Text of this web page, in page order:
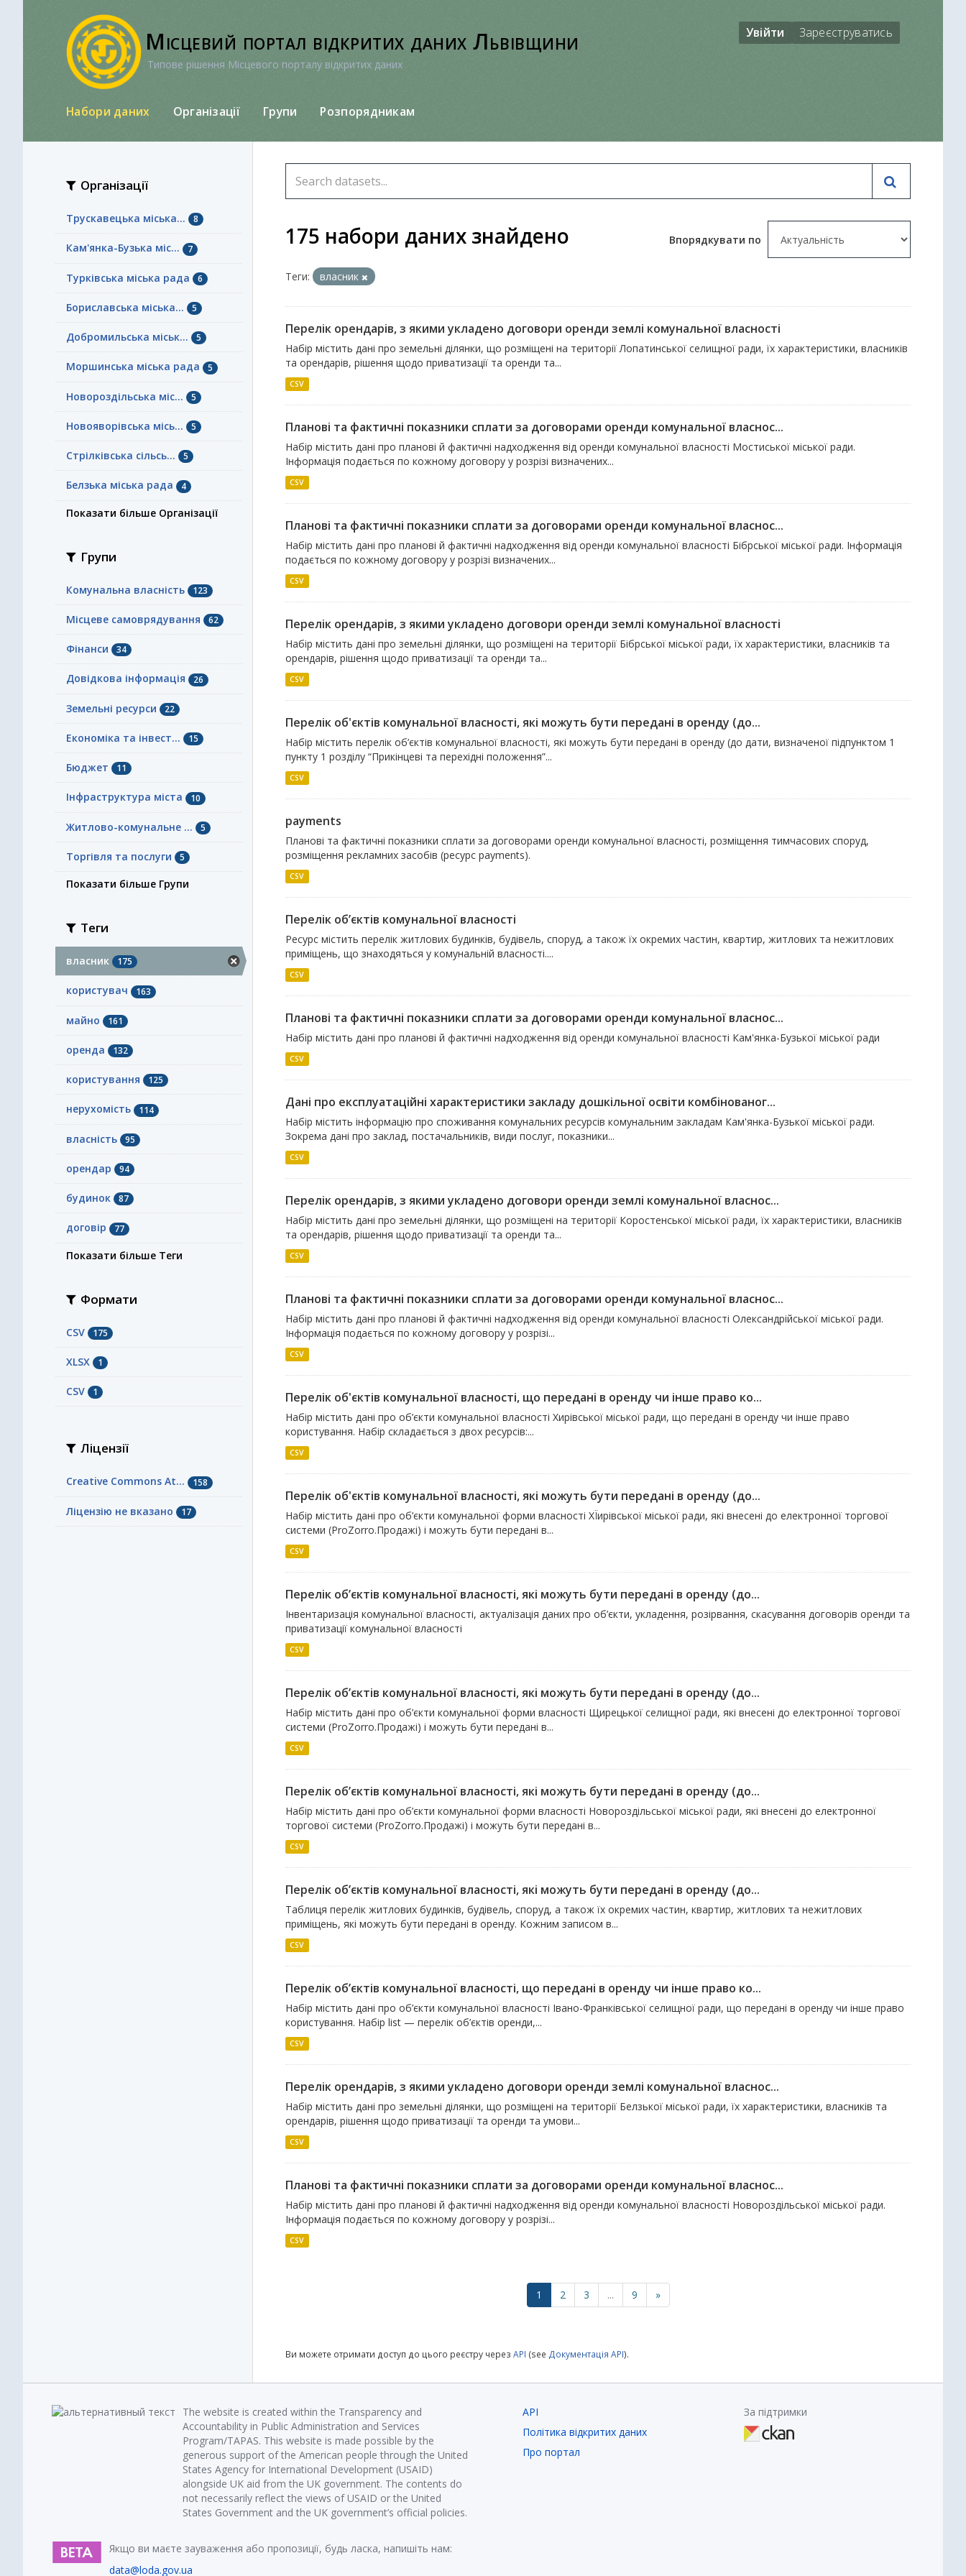
Місцевий портал відкритих даних Львівщини
Типове рішення Місцевого порталу відкритих даних
Увійти Зареєструватись
Набори даних Організації Групи Розпорядникам
Організації
Трускавецька міська... 8
Кам'янка-Бузька міс... 7
Турківська міська рада 6
Бориславська міська... 5
Добромильська міськ... 5
Моршинська міська рада 5
Новороздільська міс... 5
Новояворівська місь... 5
Стрілківська сільсь... 5
Белзька міська рада 4
Показати більше Організації
Групи
Комунальна власність 123
Місцеве самоврядування 62
Фінанси 34
Довідкова інформація 26
Земельні ресурси 22
Економіка та інвест... 15
Бюджет 11
Інфраструктура міста 10
Житлово-комунальне ... 5
Торгівля та послуги 5
Показати більше Групи
Теги
власник 175
користувач 163
майно 161
оренда 132
користування 125
нерухомість 114
власність 95
орендар 94
будинок 87
договір 77
Показати більше Теги
Формати
CSV 175
XLSX 1
СSV 1
Ліцензії
Creative Commons At... 158
Ліцензію не вказано 17
Впорядкувати по
175 набори даних знайдено
Теги: власник
Перелік орендарів, з якими укладено договори оренди землі комунальної власності
Набір містить дані про земельні ділянки, що розміщені на території Лопатинської селищної ради, їх характеристики, власників
та орендарів, рішення щодо приватизації та оренди та...
CSV
Планові та фактичні показники сплати за договорами оренди комунальної власнос...
Набір містить дані про планові й фактичні надходження від оренди комунальної власності Мостиської міської ради.
Інформація подається по кожному договору у розрізі визначених...
CSV
Планові та фактичні показники сплати за договорами оренди комунальної власнос...
Набір містить дані про планові й фактичні надходження від оренди комунальної власності Бібрської міської ради. Інформація
подається по кожному договору у розрізі визначених...
CSV
Перелік орендарів, з якими укладено договори оренди землі комунальної власності
Набір містить дані про земельні ділянки, що розміщені на території Бібрської міської ради, їх характеристики, власників та
орендарів, рішення щодо приватизації та оренди та...
CSV
Перелік об'єктів комунальної власності, які можуть бути передані в оренду (до...
Набір містить перелік об’єктів комунальної власності, які можуть бути передані в оренду (до дати, визначеної підпунктом 1
пункту 1 розділу “Прикінцеві та перехідні положення”...
CSV
payments
Планові та фактичні показники сплати за договорами оренди комунальної власності, розміщення тимчасових споруд,
розміщення рекламних засобів (ресурс payments).
CSV
Перелік об’єктів комунальної власності
Ресурс містить перелік житлових будинків, будівель, споруд, а також їх окремих частин, квартир, житлових та нежитлових
приміщень, що знаходяться у комунальній власності....
CSV
Планові та фактичні показники сплати за договорами оренди комунальної власнос...
Набір містить дані про планові й фактичні надходження від оренди комунальної власності Кам'янка-Бузької міської ради
CSV
Дані про експлуатаційні характеристики закладу дошкільної освіти комбінованог...
Набір містить інформацію про споживання комунальних ресурсів комунальним закладам Кам'янка-Бузької міської ради.
Зокрема дані про заклад, постачальників, види послуг, показники...
CSV
Перелік орендарів, з якими укладено договори оренди землі комунальної власнос...
Набір містить дані про земельні ділянки, що розміщені на території Коростенської міської ради, їх характеристики, власників
та орендарів, рішення щодо приватизації та оренди та...
CSV
Планові та фактичні показники сплати за договорами оренди комунальної власнос...
Набір містить дані про планові й фактичні надходження від оренди комунальної власності Олександрійської міської ради.
Інформація подається по кожному договору у розрізі...
CSV
Перелік об'єктів комунальної власності, що передані в оренду чи інше право ко...
Набір містить дані про об’єкти комунальної власності Хирівської міської ради, що передані в оренду чи інше право
користування. Набір складається з двох ресурсів:...
CSV
Перелік об'єктів комунальної власності, які можуть бути передані в оренду (до...
Набір містить дані про об’єкти комунальної форми власності ХЇирівської міської ради, які внесені до електронної торгової
системи (ProZorro.Продажі) і можуть бути передані в...
CSV
Перелік об’єктів комунальної власності, які можуть бути передані в оренду (до...
Інвентаризація комунальної власності, актуалізація даних про об’єкти, укладення, розірвання, скасування договорів оренди та
приватизації комунальної власності
CSV
Перелік об’єктів комунальної власності, які можуть бути передані в оренду (до...
Набір містить дані про об’єкти комунальної форми власності Щирецької селищної ради, які внесені до електронної торгової
системи (ProZorro.Продажі) і можуть бути передані в...
CSV
Перелік об’єктів комунальної власності, які можуть бути передані в оренду (до...
Набір містить дані про об’єкти комунальної форми власності Новороздільської міської ради, які внесені до електронної
торгової системи (ProZorro.Продажі) і можуть бути передані в...
CSV
Перелік об’єктів комунальної власності, які можуть бути передані в оренду (до...
Таблиця перелік житлових будинків, будівель, споруд, а також їх окремих частин, квартир, житлових та нежитлових
приміщень, які можуть бути передані в оренду. Кожним записом в...
CSV
Перелік об’єктів комунальної власності, що передані в оренду чи інше право ко...
Набір містить дані про об’єкти комунальної власності Івано-Франківської селищної ради, що передані в оренду чи інше право
користування. Набір list — перелік об’єктів оренди,...
CSV
Перелік орендарів, з якими укладено договори оренди землі комунальної власнос...
Набір містить дані про земельні ділянки, що розміщені на території Белзької міської ради, їх характеристики, власників та
орендарів, рішення щодо приватизації та оренди та умови...
CSV
Планові та фактичні показники сплати за договорами оренди комунальної власнос...
Набір містить дані про планові й фактичні надходження від оренди комунальної власності Новороздільської міської ради.
Інформація подається по кожному договору у розрізі...
CSV
1 2 3 ... 9 »
Ви можете отримати доступ до цього реєстру через API (see Документація API).
The website is created within the Transparency and
Accountability in Public Administration and Services
Program/TAPAS. This website is made possible by the
generous support of the American people through the United
States Agency for International Development (USAID)
alongside UK aid from the UK government. The contents do
not necessarily reflect the views of USAID or the United
States Government and the UK government’s official policies.
Якщо ви маєте зауваження або пропозиції, будь ласка, напишіть нам:
data@loda.gov.ua
API
Політика відкритих даних
Про портал
За підтримки